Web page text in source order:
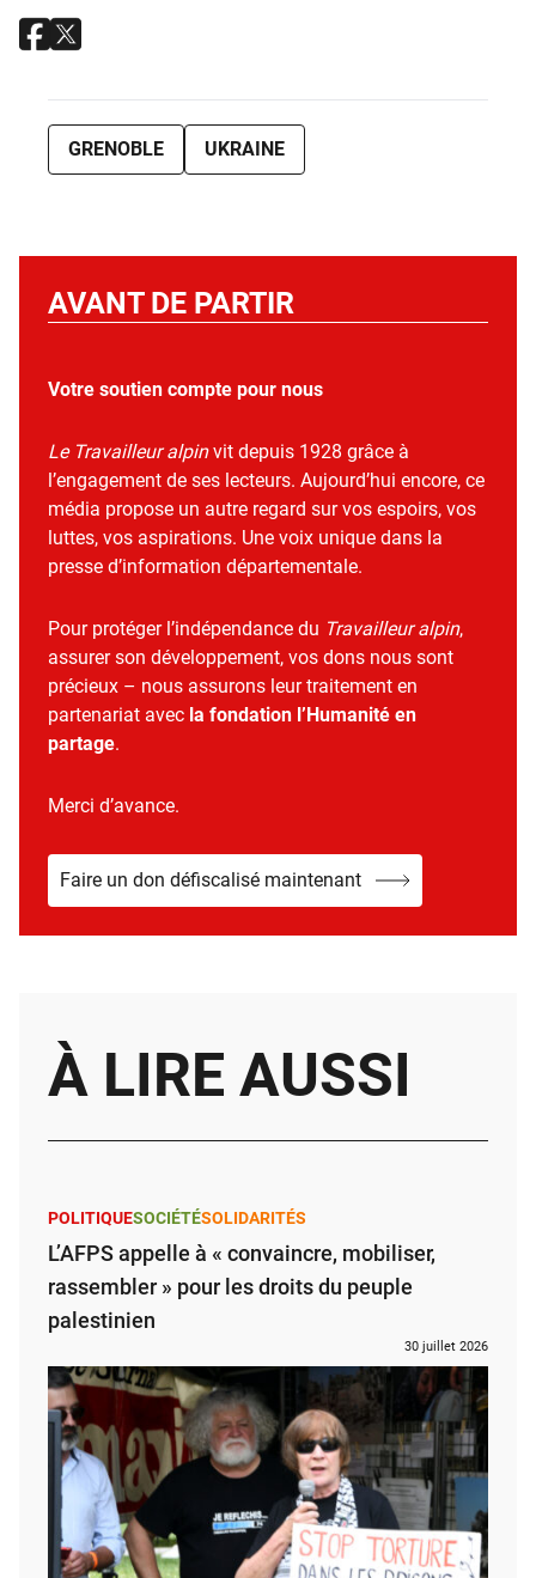
GRENOBLE UKRAINE
AVANT DE PARTIR
Votre soutien compte pour nous
Le Travailleur alpinvit depuis 1928 grâce à
l’engagement de ses lecteurs. Aujourd’hui encore, ce
média propose un autre regard sur vos espoirs, vos
luttes, vos aspirations. Une voix unique dans la
presse d’information départementale.
Pour protéger l’indépendance du Travailleur alpin,
assurer son développement, vos dons nous sont
précieux – nous assurons leur traitement en
partenariat avec la fondation l’Humanité en
partage.
Merci d’avance.
Faire un don défiscalisé maintenant
À LIRE AUSSI
POLITIQUESOCIÉTÉSOLIDARITÉS
L’AFPS appelle à « convaincre, mobiliser,
rassembler » pour les droits du peuple
palestinien
30 juillet 2026